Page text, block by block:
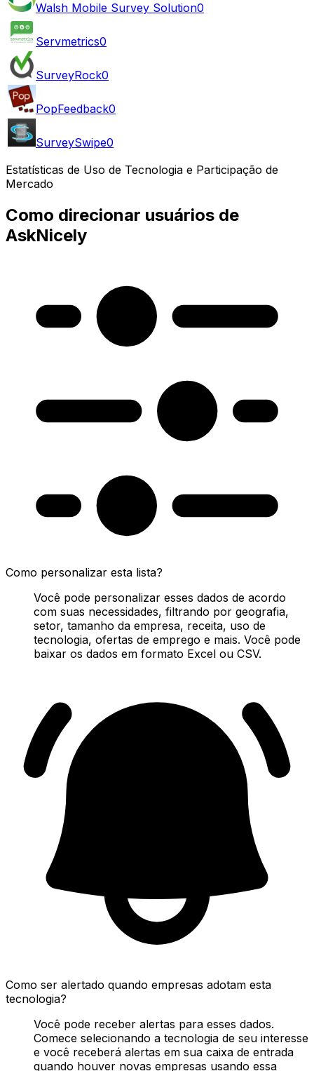
Walsh Mobile Survey Solution0
Servmetrics0
SurveyRock0
PopFeedback0
SurveySwipe0
Estatísticas de Uso de Tecnologia e Participação de
Mercado
Como direcionar usuários de
AskNicely
Como personalizar esta lista?
Você pode personalizar esses dados de acordo
com suas necessidades, filtrando por geografia,
setor, tamanho da empresa, receita, uso de
tecnologia, ofertas de emprego e mais. Você pode
baixar os dados em formato Excel ou CSV.
Como ser alertado quando empresas adotam esta
tecnologia?
Você pode receber alertas para esses dados.
Comece selecionando a tecnologia de seu interesse
e você receberá alertas em sua caixa de entrada
quando houver novas empresas usando essa